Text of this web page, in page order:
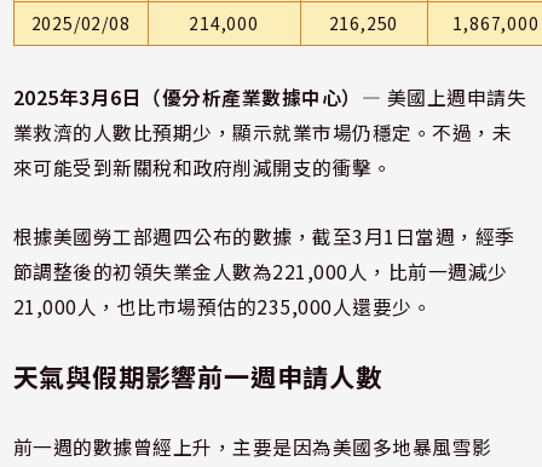
2025/02/08
214,000 216,250 1,867,000
2025年3月6日（優分析產業數據中心）— 美國上週申請失
業救濟的人數比預期少，顯示就業市場仍穩定。不過，未
來可能受到新關稅和政府削減開支的衝擊。
根據美國勞工部週四公布的數據，截至3月1日當週，經季
節調整後的初領失業金人數為221,000人，比前一週減少
21,000人，也比市場預估的235,000人還要少。
天氣與假期影響前一週申請人數
前一週的數據曾經上升，主要是因為美國多地暴風雪影